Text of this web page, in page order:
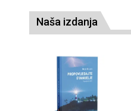
Naša izdanja